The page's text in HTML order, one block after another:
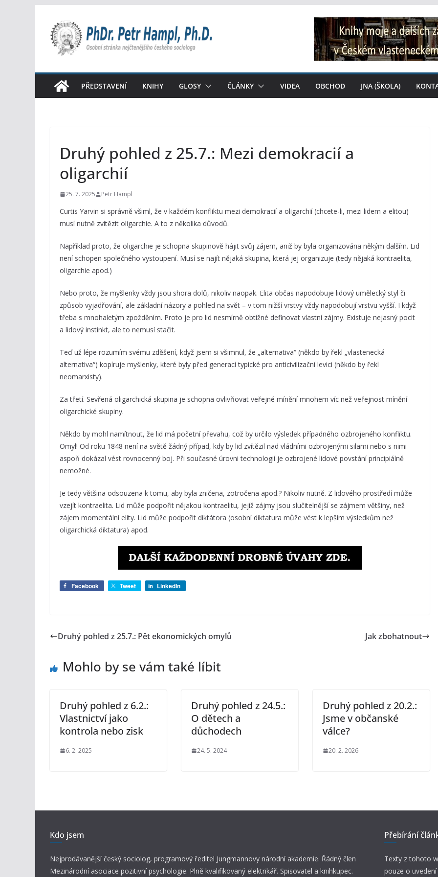
obsah
PŘEDSTAVENÍ KNIHY GLOSY ČLÁNKY VIDEA OBCHOD JNA (ŠKOLA)
Druhý pohled z 25.7.: Mezi demokracií a
oligarchií
25. 7. 2025 Petr Hampl
Curtis Yarvin si správně všiml, že v každém konfliktu mezi demokracií a oligarchií (chcete-li, mezi lidem a elitou)
musí nutně zvítězit oligarchie. A to z několika důvodů.
Například proto, že oligarchie je schopna skupinově hájit svůj zájem, aniž by byla organizována někým dalším. Lid
není schopen společného vystoupení. Musí se najít nějaká skupina, která jej organizuje (tedy nějaká kontraelita,
oligarchie apod.)
Nebo proto, že myšlenky vždy jsou shora dolů, nikoliv naopak. Elita občas napodobuje lidový umělecký styl či
způsob vyjadřování, ale základní názory a pohled na svět – v tom nižší vrstvy vždy napodobují vrstvu vyšší. I když
třeba s mnohaletým zpožděním. Proto je pro lid nesmírně obtížné definovat vlastní zájmy. Existuje nejasný pocit
a lidový instinkt, ale to nemusí stačit.
Teď už lépe rozumím svému zděšení, když jsem si všimnul, že „alternativa“ (někdo by řekl „vlastenecká
alternativa“) kopíruje myšlenky, které byly před generací typické pro anticivilizační levici (někdo by řekl
neomarxisty).
Za třetí. Sevřená oligarchická skupina je schopna ovlivňovat veřejné mínění mnohem víc než veřejnost mínění
oligarchické skupiny.
Někdo by mohl namítnout, že lid má početní převahu, což by určilo výsledek případného ozbrojeného konfliktu.
Omyl! Od roku 1848 není na světě žádný případ, kdy by lid zvítězil nad vládními ozbrojenými silami nebo s nimi
aspoň dokázal vést rovnocenný boj. Při současné úrovni technologií je ozbrojené lidové povstání principiálně
nemožné.
Je tedy většina odsouzena k tomu, aby byla zničena, zotročena apod.? Nikoliv nutně. Z lidového prostředí může
vzejít kontraelita. Lid může podpořit nějakou kontraelitu, jejíž zájmy jsou slučitelnější se zájmem většiny, než
zájem momentální elity. Lid může podpořit diktátora (osobní diktatura může vést k lepším výsledkům než
oligarchická diktatura) apod.
Facebook Tweet LinkedIn
Druhý pohled z 25.7.: Pět ekonomických omylů Jak zbohatnout
Mohlo by se vám také líbit
Druhý pohled z 6.2.:
Vlastnictví jako
kontrola nebo zisk
6. 2. 2025
Druhý pohled z 24.5.:
O dětech a
důchodech
24. 5. 2024
Druhý pohled z 20.2.:
Jsme v občanské
válce?
20. 2. 2026
Kdo jsem
Nejprodávanější český sociolog, programový ředitel Jungmannovy národní akademie. Řádný člen
Mezinárodní asociace pozitivní psychologie. Plně kvalifikovaný elektrikář. Spisovatel a knihkupec.
Přebírání
Texty z tohoto
pouze o